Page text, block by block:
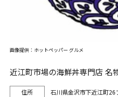
近江町市場の海鮮丼専門店 名
石川県金沢市下近江町26
画像提供：ホットペッパー グルメ